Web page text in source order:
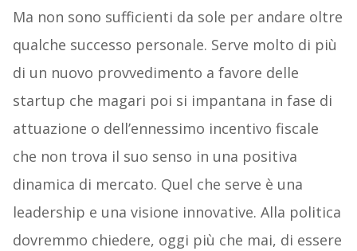
Ma non sono sufficienti da sole per andare oltre
qualche successo personale. Serve molto di più
di un nuovo provvedimento a favore delle
startup che magari poi si impantana in fase di
attuazione o dell’ennessimo incentivo fiscale
che non trova il suo senso in una positiva
dinamica di mercato. Quel che serve è una
leadership e una visione innovative. Alla politica
dovremmo chiedere, oggi più che mai, di essere